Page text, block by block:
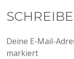
Deine E-Mail-
markiert